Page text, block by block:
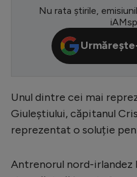
Conference
CM 2026
Premier
Serie A
Bundesliga
Campionate
Nu rata știrile,
Unul dintre cei mai
Giuleștiului, căpitanul
reprezentat o soluție
Antrenorul nord-